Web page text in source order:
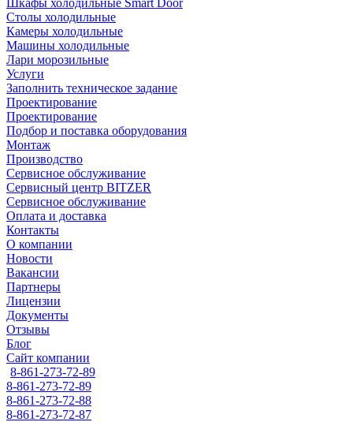
Шкафы холодильные Smart Door
Столы холодильные
Камеры холодильные
Машины холодильные
Лари морозильные
Услуги
Заполнить техническое задание
Проектирование
Проектирование
Подбор и поставка оборудования
Монтаж
Производство
Сервисное обслуживание
Сервисный центр BITZER
Сервисное обслуживание
Оплата и доставка
Контакты
О компании
Новости
Вакансии
Партнеры
Лицензии
Документы
Отзывы
Блог
Сайт компании
8-861-273-72-89
8-861-273-72-89
8-861-273-72-88
8-861-273-72-87